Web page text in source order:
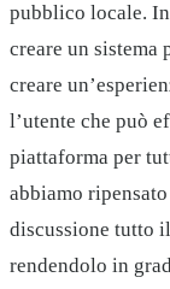
pubblico locale.
creare un sistema
creare
l’utente che può
piattaforma per
abbiamo
discussione tutto
rendendolo in